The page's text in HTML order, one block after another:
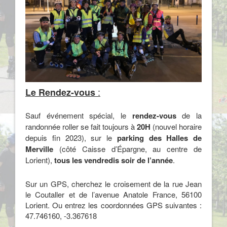
Le Rendez-vous :
Sauf événement spécial, le rendez-vousde la
randonnée roller se fait toujours à20H (nouvel horaire
depuis fin 2023), sur le parking des Halles de
Merville (côté Caisse d’Épargne, au centre de
Lorient), tous les vendredis soir de l’année.
Sur un GPS, cherchez le croisement de la rue Jean
le Coutaller et de l’avenue Anatole France, 56100
Lorient. Ou entrez les coordonnées GPS suivantes :
47.746160, -3.367618